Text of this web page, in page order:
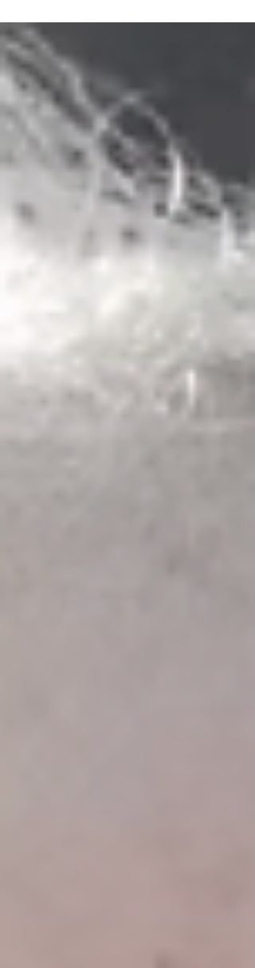
い商品を作れば売れる」という時代は、静
に終わりを迎えようとしています。どれだ
品質が高くても、どれだけ技術力が優れて
ても、それだけでは人の心は動くことはあ
ません。SNSの出現で、TVや新聞などの一
通行のマスメディアの価値、マスマーケテ
ングの価値は薄れ、時代は大きく変化して
ます。 一方で、“推し活” をはじめとするフ
ァンマーケティング市場は急速に拡大して
ます。人々は単に「商品」を消費するので
なく、そのブランドが持つ世界観や価値観
ストーリーやコミュニティに共感し、「参
したい」「応援したい」と感じるものにお
前と比較しても、ファンコミュニティを中
とした市場規模は大きく成長し、企業にと
ランド価値そのものになりつつあります。
つまり、これからの時代に必要なのは、「
品をどう売るか」では